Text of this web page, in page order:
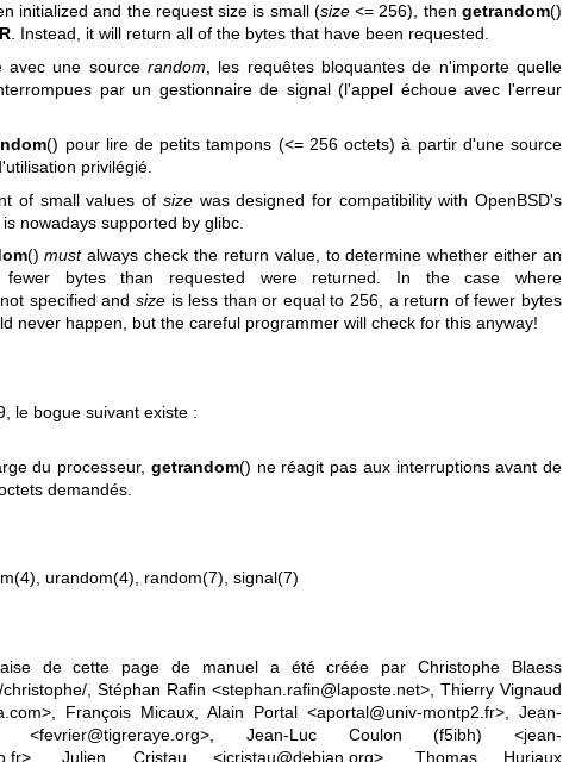
initialized and the request size is small (size<= 256), thengetrandom()
. Instead, it will return all of the bytes that have been requested.
avec une source random , les requêtes bloquantes de n'importe quelle
par un gestionnaire de signal (l'appel échoue avec l'erreur
() pour lire de petits tampons (<= 256 octets) à partir d'une source
privilégié.
of small values of sizewas designed for compatibility with OpenBSD's
is nowadays supported by glibc.
()mustalways check the return value, to determine whether either an
bytes than requested were returned. In the case where
specified and sizeis less than or equal to 256, a return of fewer bytes
never happen, but the careful programmer will check for this anyway!
le bogue suivant existe :
du processeur, getrandom() ne réagit pas aux interruptions avant de
demandés.
, urandom(4), random(7), signal(7)
de cette page de manuel a été créée par Christophe Blaess
christophe/, Stéphan Rafin <stephan.rafin@laposte.net>, Thierry Vignaud
François Micaux, Alain Portal <aportal@univ-montp2.fr>, Jean-
<fevrier@tigreraye.org>, Jean-Luc Coulon (f5ibh) <jean-
Julien Cristau <jcristau@debian.org>, Thomas Huriaux